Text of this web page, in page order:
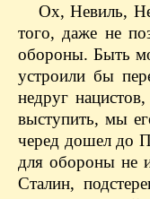
Ох, Невиль,
того, даже не
обороны. Быть
устроили бы
недруг
выступить, мы
черед дошел до
для обороны не
Сталин,